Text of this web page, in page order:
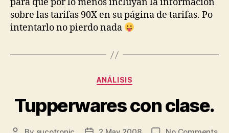
para que por lo menos incluyan la información
sobre las tarifas 90X en su página de tarifas. Po
intentarlo no pierdo nada
Categories
ANÁLISIS
Tupperwares con clase.